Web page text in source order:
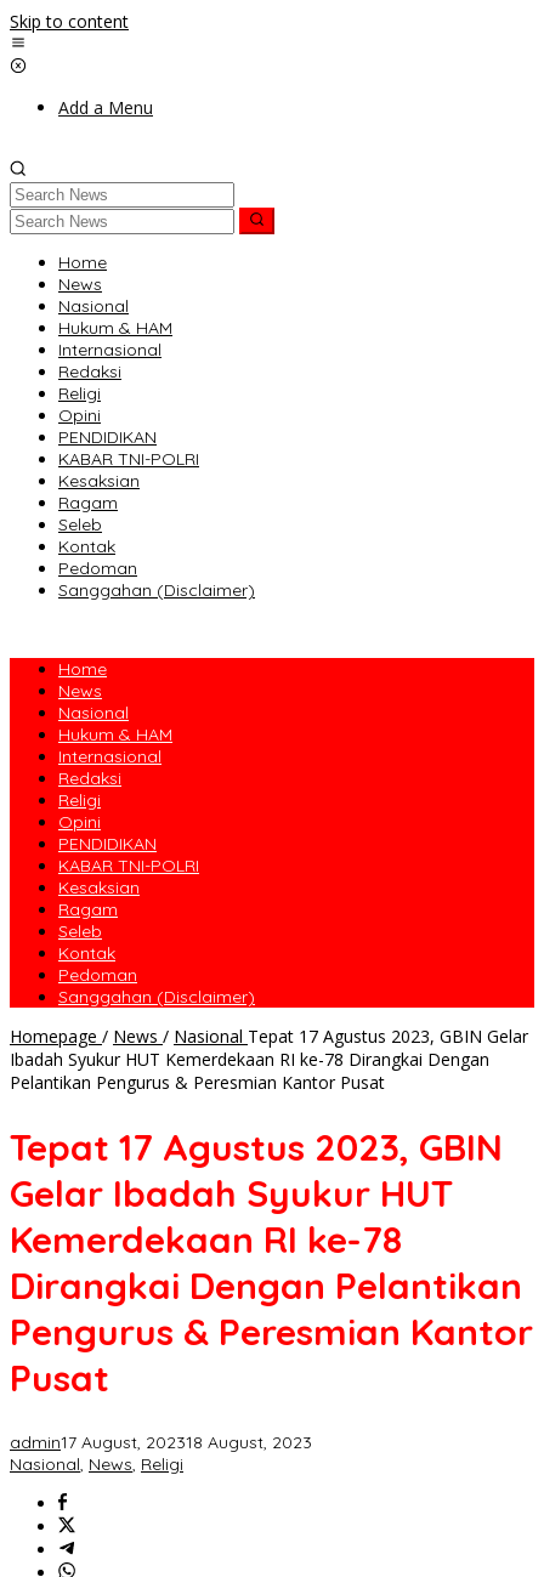
Skip to content
Add a Menu
Home
News
Nasional
Hukum & HAM
Internasional
Redaksi
Religi
Opini
PENDIDIKAN
KABAR TNI-POLRI
Kesaksian
Ragam
Seleb
Kontak
Pedoman
Sanggahan (Disclaimer)
Home
News
Nasional
Hukum & HAM
Internasional
Redaksi
Religi
Opini
PENDIDIKAN
KABAR TNI-POLRI
Kesaksian
Ragam
Seleb
Kontak
Pedoman
Sanggahan (Disclaimer)
Homepage / News / Nasional Tepat 17 Agustus 2023, GBIN Gelar
Ibadah Syukur HUT Kemerdekaan RI ke-78 Dirangkai Dengan
Pelantikan Pengurus & Peresmian Kantor Pusat
Tepat 17 Agustus 2023, GBIN
Gelar Ibadah Syukur HUT
Kemerdekaan RI ke-78
Dirangkai Dengan Pelantikan
Pengurus & Peresmian Kantor
Pusat
admin17 August, 202318 August, 2023
Nasional, News, Religi